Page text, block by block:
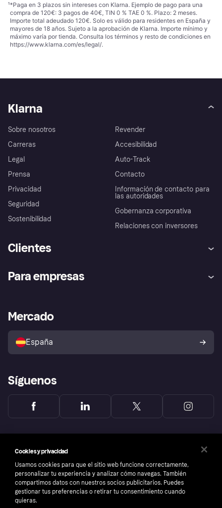
¹*Paga en 3 plazos sin intereses con Klarna. Ejemplo de pago para una
compra de 120€: 3 pagos de 40€, TIN 0 % TAE 0 %. Plazo: 2 meses.
Importe total adeudado 120€. Solo es válido para residentes en España y
mayores de 18 años. Sujeto a la aprobación de Klarna. Importe mínimo y
máximo varía por tienda. Consulta los términos y resto de condiciones en
https://www.klarna.com/es/legal/.
Klarna
Sobre nosotros
Carreras
Legal
Prensa
Privacidad
Seguridad
Sostenibilidad
Revender
Accesibilidad
Auto-Track
Contacto
Información de contacto para
las autoridades
Gobernanza corporativa
Relaciones con inversores
Clientes
Inicio de sesión
Directorio de tiendas
Política de protección al
comprador de Klarna
Reclamaciones
Para empresas
Acceso empresas
Mercado
España
Síguenos
Cookies y privacidad
Usamos cookies para que el sitio web funcione correctamente,
personalizar tu experiencia y analizar cómo navegas. También
compartimos datos con nuestros socios publicitarios. Puedes
gestionar tus preferencias o retirar tu consentimiento cuando
quieras.